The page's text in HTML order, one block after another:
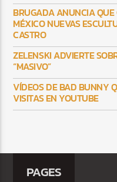
BRUGADA ANUNCIA
MÉXICO NUEVAS
CASTRO
ZELENSKI ADVIERTE
“MASIVO”
VÍDEOS DE BAD BUNNY
VISITAS EN YOUTUBE
PAGES